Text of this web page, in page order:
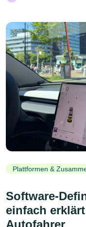
Plattformen &
Software-
einfach